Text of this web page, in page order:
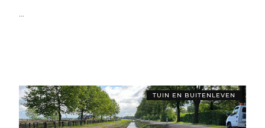
...
TUIN EN BUITENLEVEN